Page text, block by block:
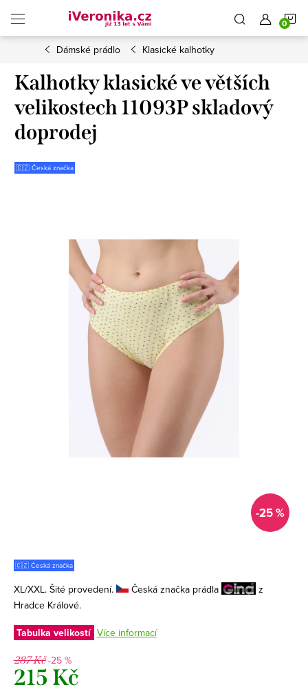
obsah
Dámské prádlo Klasické kalhotky
Kalhotky klasické ve větších
velikostech 11093P skladový
doprodej
🇨🇿 Česká značka
-25 %
🇨🇿 Česká značka
XL/XXL. Šité provedení. Česká značka prádla
z
Hradce Králové.
Tabulka velikostí Více informací
287 Kč-25 %
215 Kč